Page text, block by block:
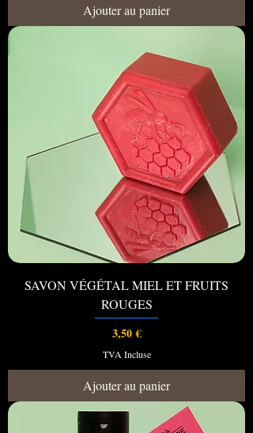
Ajouter au panier
SAVON VÉGÉTAL MIEL ET FRUITS
ROUGES
Prix
3,50 €
TVA Incluse
Ajouter au panier